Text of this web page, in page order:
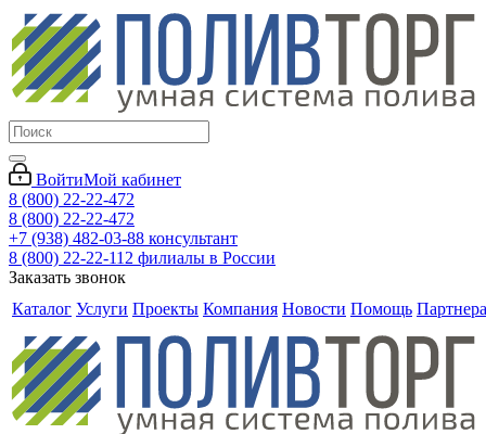
ВойтиМой кабинет
8 (800) 22-22-472
8 (800) 22-22-472
+7 (938) 482-03-88 консультант
8 (800) 22-22-112 филиалы в России
Заказать звонок
Каталог Услуги Проекты Компания Новости Помощь